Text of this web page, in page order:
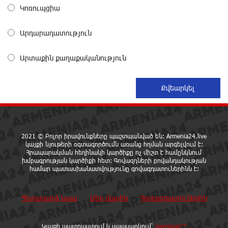
կապված զեղծարարությունների մասին
Վարչության կազմում
«Սմայլ Սվիթ»-ի զարգացման ճանապարհը
Ինչպես է ՔՊ-ն «հարգում» ժողովրդի քվեն.
Մարիաննա Ղահրամանյան
22 ժամ առաջ
Ընդդիմությունը պետք է օր առաջ համախմբվի այս
Մանվելյան
Կոռուպցիա
Արդարադատություն
Արտաքին քաղաքականություն
2021 © Բոլոր իրավունքները պաշտպանված են: Armenia24.live
կայքի նյութերի օգտագործումն առանց հղման արգելվում է:
Հրապարակման հեղինակի կարծիքը ոչ միշտ է համընկնում
խմբագրության կարծիքի հետ: Գովազդների բովանդակության
համար պատասխանատվությունը գովազդատուներինն է:
Հետադարձ կապ Մեր մասին Գովազդատուներին
Կայքի պատրաստում և սպասարկում՝ sargssyan™